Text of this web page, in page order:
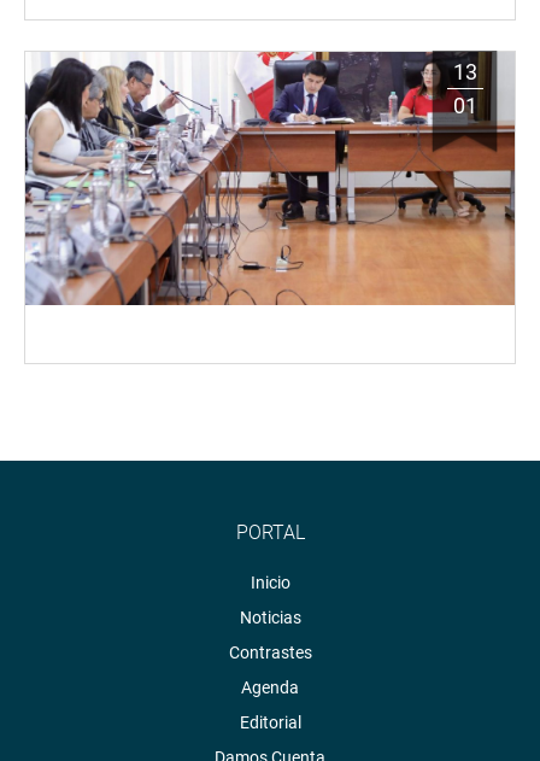
13
01
PORTAL
Inicio
Noticias
Contrastes
Agenda
Editorial